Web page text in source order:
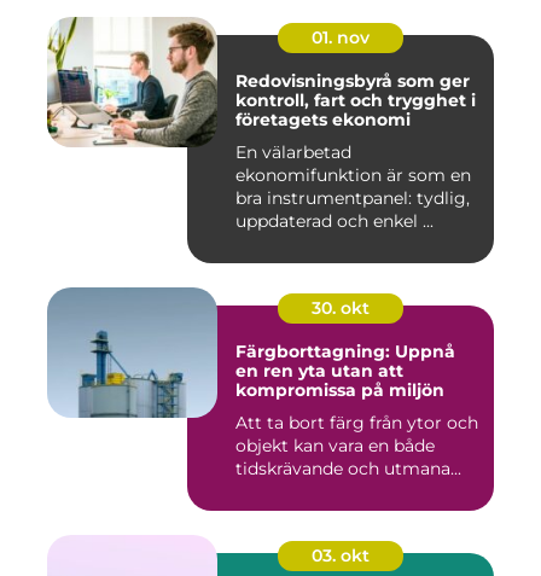
01. nov
Redovisningsbyrå som ger
kontroll, fart och trygghet i
företagets ekonomi
En välarbetad
ekonomifunktion är som en
bra instrumentpanel: tydlig,
uppdaterad och enkel ...
30. okt
Färgborttagning: Uppnå
en ren yta utan att
kompromissa på miljön
Att ta bort färg från ytor och
objekt kan vara en både
tidskrävande och utmana...
03. okt